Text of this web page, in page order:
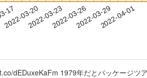
17
2022-03-202022-03-232022-03-262022-03-292022-04-01
dEDuxeKaFm 1979年だとパッケージツ